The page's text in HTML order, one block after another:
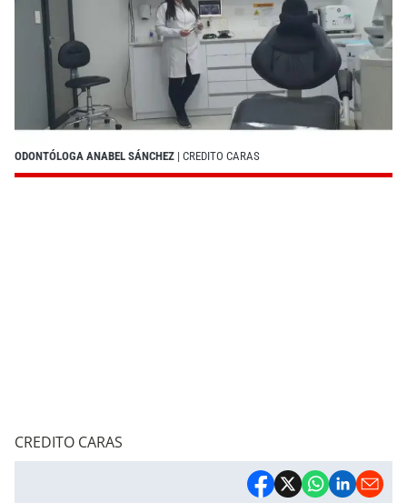
ODONTÓLOGA ANABEL SÁNCHEZ | CREDITO CARAS
CREDITO CARAS